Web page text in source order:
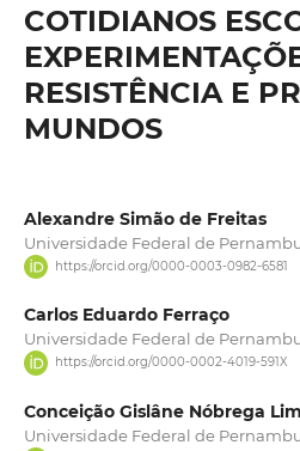
COTIDIANOS
RESISTÊNCIA E
MUNDOS
Alexandre Simão de Freitas
Universidade Federal de
https://orcid.org/0000-0003-0982-6581
Carlos Eduardo Ferraço
Universidade Federal de
https://orcid.org/0000-0002-4019-591X
Conceição Gislâne Nóbrega
Universidade Federal de